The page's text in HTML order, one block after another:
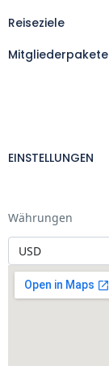
Reiseziele
Mitgliederpakete
EINSTELLUNGEN
Währungen